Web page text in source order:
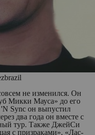
не изменился. Он
Микки Мауса» до его
'N Sync он выпустил
два года он вместе с
тур. Также ДжейСи
с призраками», «Лас-